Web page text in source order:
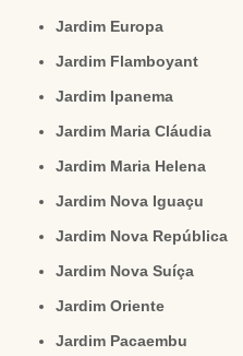
Jardim Europa
Jardim Flamboyant
Jardim Ipanema
Jardim Maria Cláudia
Jardim Maria Helena
Jardim Nova Iguaçu
Jardim Nova República
Jardim Nova Suíça
Jardim Oriente
Jardim Pacaembu